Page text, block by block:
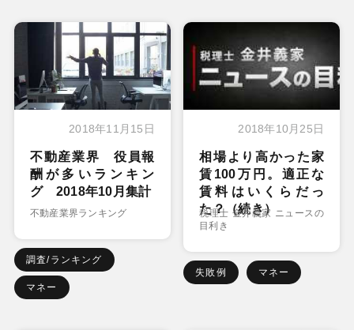
2018年11月15日
不動産業界 役員報
酬が多いランキン
グ 2018年10月集計
不動産業界ランキング
調査/ランキング
マネー
2018年10月25日
相場より高かった家
賃100万円。適正な
賃料はいくらだっ
た？（続き）
税理士 金井義家 ニュースの
目利き
失敗例 マネー